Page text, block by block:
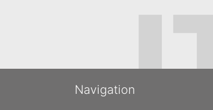
Navigation